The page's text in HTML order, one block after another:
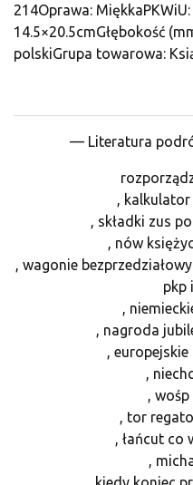
214Oprawa:
14.5×20.5cmGłębokość
polskiGrupa towarowa:
— Literatura
,
, składki zus
, nów
, wagonie
pkp
,
, nagroda
,
,
, wośp
, tor
, łańcut co
,